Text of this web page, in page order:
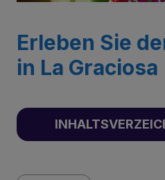
Erleben Sie
in La Graciosa